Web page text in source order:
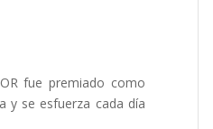
fue premiado como
y se esfuerza cada día